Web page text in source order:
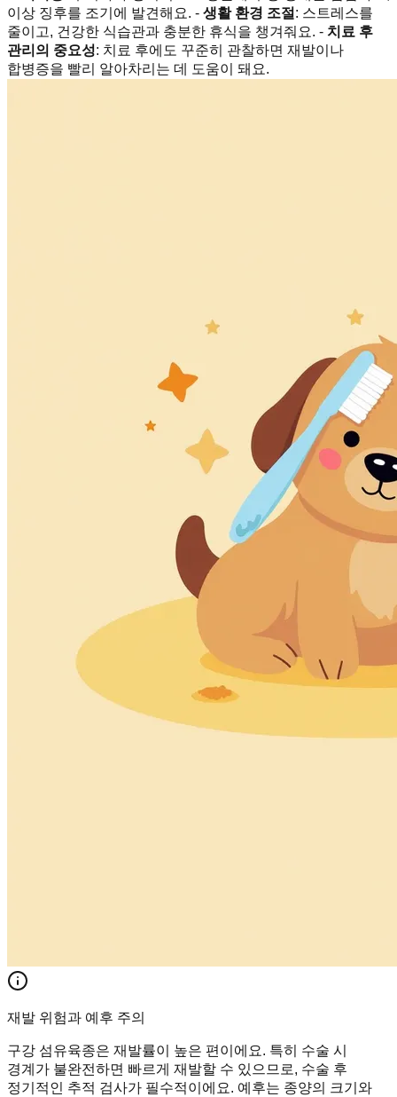
이상 징후를 조기에 발견해요. - 생활 환경 조절 : 스트레스를
줄이고, 건강한 식습관과 충분한 휴식을 챙겨줘요. - 치료 후
관리의 중요성: 치료 후에도 꾸준히 관찰하면 재발이나
합병증을 빨리 알아차리는 데 도움이 돼요.
재발 위험과 예후 주의
구강 섬유육종은 재발률이 높은 편이에요. 특히 수술 시
경계가 불완전하면 빠르게 재발할 수 있으므로, 수술 후
정기적인 추적 검사가 필수적이에요. 예후는 종양의 크기와